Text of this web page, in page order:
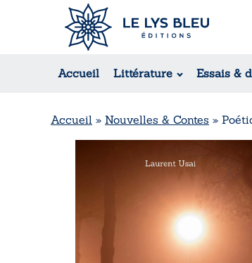
Accueil Littérature Essais &
Romans
Suspense /
Accueil » Nouvelles & Contes »